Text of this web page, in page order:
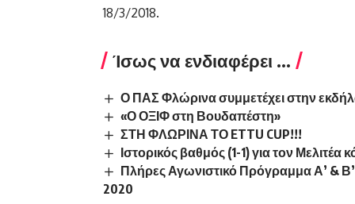
18/3/2018.
Ίσως να ενδιαφέρει ...
Ο ΠΑΣ Φλώρινα συμμετέχει στην
«Ο ΟΞΙΦ στη Βουδαπέστη»
ΣΤΗ ΦΛΩΡΙΝΑ ΤΟ ETTU CUP!!!
Ιστορικός βαθμός (1-1) για τον
Πλήρες Αγωνιστικό Πρόγραμμα Α’ &
2020